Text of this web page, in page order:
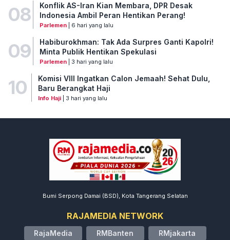
08
Konflik AS-Iran Kian Membara, DPR Desak
Indonesia Ambil Peran Hentikan Perang!
Parlemen| 6 hari yang lalu
09
Habiburokhman: Tak Ada Surpres Ganti Kapolri!
Minta Publik Hentikan Spekulasi
Parlemen| 3 hari yang lalu
10
Komisi VIII Ingatkan Calon Jemaah! Sehat Dulu,
Baru Berangkat Haji
Info Haji| 3 hari yang lalu
Bumi Serpong Damai (BSD), Kota Tangerang Selatan
RAJAMEDIA NETWORK
RajaMedia RMBanten RMjakarta